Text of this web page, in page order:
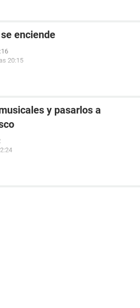
enciende
20:15
y pasarlos a